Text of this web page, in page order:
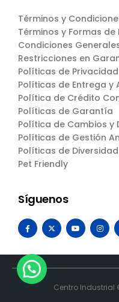
Términos y
Términos y Formas
Condiciones
Restricciones en
Políticas de Privacidad
Políticas de Entrega y
Política de Crédito
Políticas de Garantía
Política de Cambios y
Políticas de Gestión
Políticas de
Pet Friendly
Síguenos
Centro Industrial